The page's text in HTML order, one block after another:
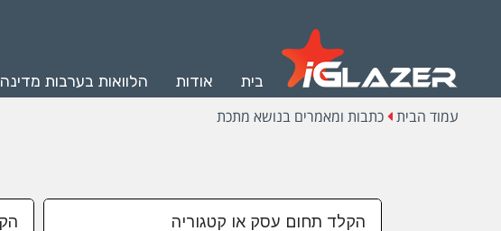
בית אודות הלוואות בערבות מדינה
עמוד הבית כתבות ומאמרים בנושא מתכת